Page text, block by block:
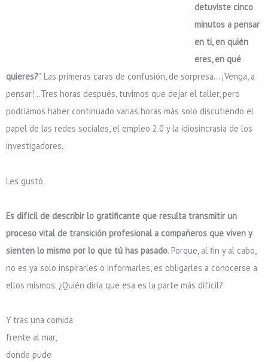
detuviste cinco
minutos a pensar
en ti, en quién
eres, en qué
quieres?”. Las primeras caras de confusión, de sorpresa… ¡Venga, a
pensar!…Tres horas después, tuvimos que dejar el taller, pero
podríamos haber continuado varias horas más solo discutiendo el
papel de las redes sociales, el empleo 2.0 y la idiosincrasia de los
investigadores.
Les gustó.
Es difícil de describir lo gratificante que resulta transmitir un
proceso vital de transición profesional a compañeros que viven y
sienten lo mismo por lo que tú has pasado. Porque, al fin y al cabo,
no es ya solo inspirarles o informarles, es obligarles a conocerse a
ellos mismos. ¿Quién diría que esa es la parte más difícil?
Y tras una comida
frente al mar,
donde pude